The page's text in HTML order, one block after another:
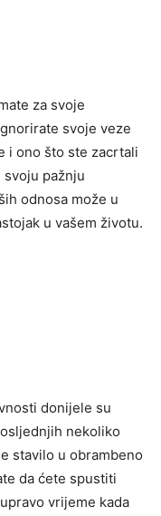
za svoje
svoje veze
i ono što ste zacrtali
svoju pažnju
odnosa može u
u vašem životu.
donijele su
nekoliko
stavilo u obrambeno
da ćete spustiti
vrijeme kada